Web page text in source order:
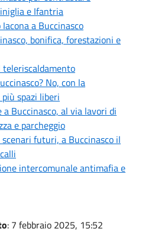
e Ifantria
a Buccinasco
bonifica, forestazioni e
No, con la
spazi liberi
Buccinasco, al via lavori di
e parcheggio
futuri, a Buccinasco il
intercomunale antimafia e
: 7 febbraio 2025, 15:52